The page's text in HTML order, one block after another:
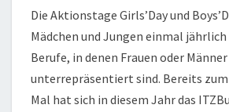
Die Aktionstage Girls’Day und
Mädchen und Jungen einmal
Berufe, in denen Frauen oder Männer
unterrepräsentiert sind. Bereits
Mal hat sich in diesem Jahr das